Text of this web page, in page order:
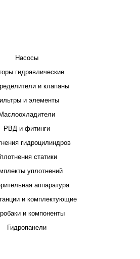
Насосы
гидравлические
и клапаны
и элементы
Маслоохладители
РВД и фитинги
гидроцилиндров
статики
уплотнений
аппаратура
и комплектующие
и компоненты
Гидропанели